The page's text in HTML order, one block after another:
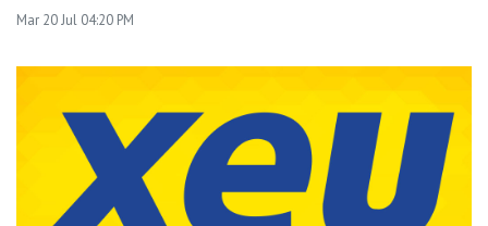
Mar 20 Jul 04:20 PM